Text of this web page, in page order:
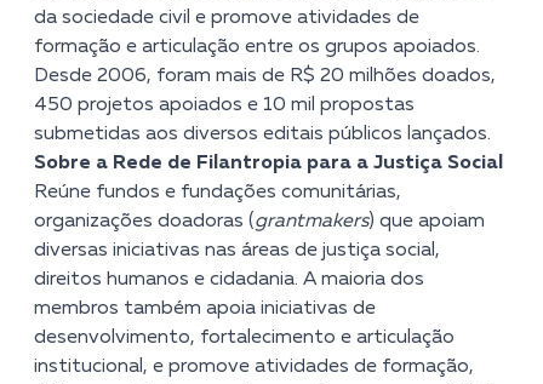
da sociedade civil e promove atividades de
formação e articulação entre os grupos apoiados.
Desde 2006, foram mais de R$ 20 milhões doados,
450 projetos apoiados e 10 mil propostas
submetidas aos diversos editais públicos lançados.
Sobre a Rede de Filantropia para a Justiça Social
Reúne fundos e fundações comunitárias,
organizações doadoras (grantmakers) que apoiam
diversas iniciativas nas áreas de justiça social,
direitos humanos e cidadania. A maioria dos
membros também apoia iniciativas de
desenvolvimento, fortalecimento e articulação
institucional, e promove atividades de formação,